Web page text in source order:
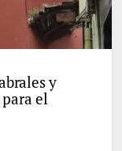
y
el